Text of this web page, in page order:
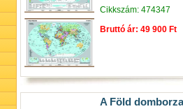
Cikkszám: 474347
Bruttó ár: 49 900 Ft
A Föld